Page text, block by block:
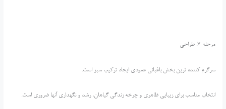
مرحله 7: طراحی
سرگرم کننده ترین بخش باغبانی عمودی ایجاد ترکیب سبز است.
انتخاب مناسب برای زیبایی ظاهری و چرخه زندگی گیاهان، رشد و نگهداری آنها ضروری است.